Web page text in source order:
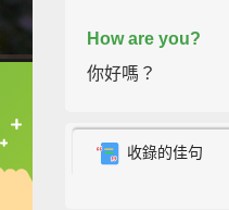
How are you?
你好嗎？
Good, man.
很好啊，兄弟。很
收錄的佳句